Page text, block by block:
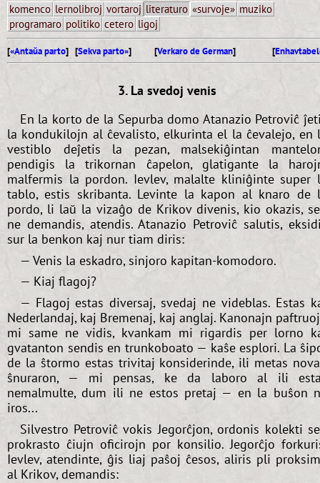
komenco lernolibroj vortaroj literaturo «survoje» muziko
programaro politiko cetero ligoj
[«Antaŭa parto] [Sekva parto»] [Verkaro de German] [
3. La svedoj venis
En la korto de la Sepurba domo Atanazio Petroviĉ
la kondukilojn al ĉevalisto, elkurinta el la ĉevalejo, en
vestiblo deĵetis la pezan, malsekiĝintan
pendigis la trikornan ĉapelon, glatigante la
malfermis la pordon. Ievlev, malalte kliniĝinte super
tablo, estis skribanta. Levinte la kapon al knaro de
pordo, li laŭ la vizaĝo de Krikov divenis, kio okazis,
ne demandis, atendis. Atanazio Petroviĉ salutis,
sur la benkon kaj nur tiam diris:
— Venis la eskadro, sinjoro kapitan-komodoro.
— Kiaj flagoj?
— Flagoj estas diversaj, svedaj ne videblas. Estas
Nederlandaj, kaj Bremenaj, kaj anglaj. Kanonajn
mi same ne vidis, kvankam mi rigardis per lorno
gvatanton sendis en trunkoboato — kaŝe esplori. La
de la ŝtormo estas trivitaj konsiderinde, ili metas
ŝnuraron, — mi pensas, ke da laboro al ili
nemalmulte, dum ili ne estos pretaj — en la buŝon
iros...
Silvestro Petroviĉ vokis Jegorĉjon, ordonis kolekti
prokrasto ĉiujn oficirojn por konsilio. Jegorĉjo
Ievlev, atendinte, ĝis liaj paŝoj ĉesos, aliris pli
al Krikov, demandis: